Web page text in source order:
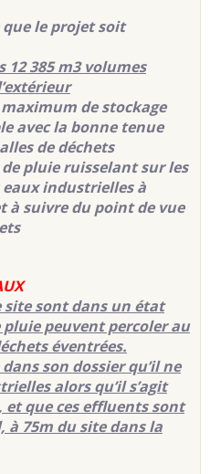
que le projet soit
385 m3 volumes
de stockage
avec la bonne tenue
de déchets
pluie ruisselant sur les
eaux industrielles à
à suivre du point de vue
site sont dans un état
peuvent percoler au
éventrées.
son dossier qu’il ne
alors qu’il s’agit
et que ces effluents sont
75m du site dans la